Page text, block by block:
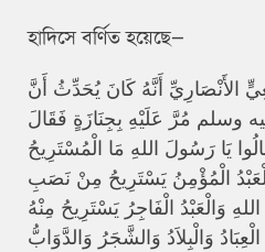
হাদিসে বর্ণিত হয়েছে—
الأَنْصَارِيِّ أَنَّهُ كَانَ يُحَدِّثُ أَنَّ
وسلم مُرَّ عَلَيْهِ بِجِنَازَةٍ فَقَالَ
يَا رَسُولَ اللهِ مَا الْمُسْتَرِيحُ
الْمُؤْمِنُ يَسْتَرِيحُ مِنْ نَصَبِ
وَالْعَبْدُ الْفَاجِرُ يَسْتَرِيحُ مِنْهُ
الْعِبَادُ وَالْبِلاَدُ وَالشَّجَرُ وَالدَّوَابُّ